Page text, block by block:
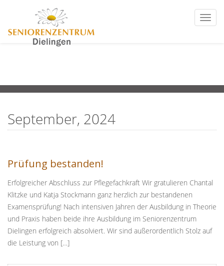
September, 2024
Prüfung bestanden!
Erfolgreicher Abschluss zur Pflegefachkraft Wir gratulieren Chantal
Klitzke und Katja Stockmann ganz herzlich zur bestandenen
Examensprüfung! Nach intensiven Jahren der Ausbildung in Theorie
und Praxis haben beide ihre Ausbildung im Seniorenzentrum
Dielingen erfolgreich absolviert. Wir sind außerordentlich Stolz auf
die Leistung von […]